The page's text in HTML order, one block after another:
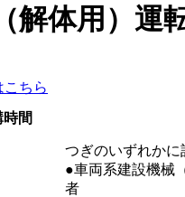
解体用）運
こちら
間
つぎのいずれかに
●車両系建設機械
者